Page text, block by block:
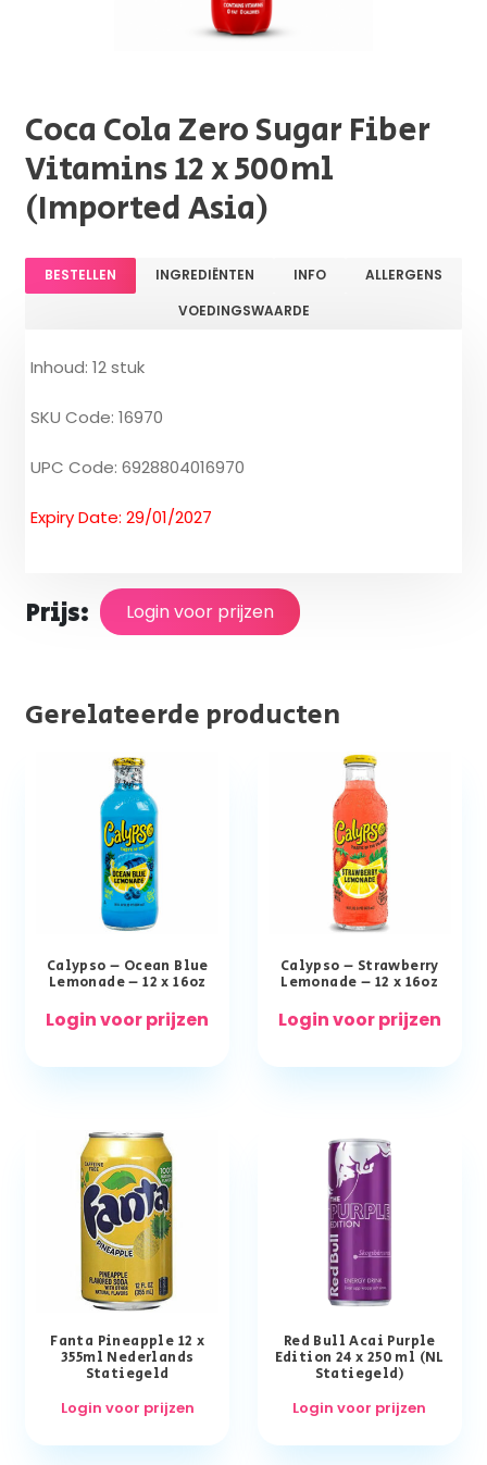
Coca Cola Zero Sugar Fiber
Vitamins 12 x 500ml
(Imported Asia)
BESTELLEN INGREDIËNTEN INFO
ALLERGENS
VOEDINGSWAARDE
Inhoud: 12 stuk
SKU Code: 16970
UPC Code: 6928804016970
Expiry Date: 29/01/2027
Prijs: Login voor prijzen
Gerelateerde producten
Calypso – Ocean Blue
Lemonade – 12 x 16oz
Login voor prijzen
Calypso – Strawberry
Lemonade – 12 x 16oz
Login voor prijzen
Fanta Pineapple 12 x
355ml Nederlands
Statiegeld
Login voor prijzen
Red Bull Acai Purple
Edition 24 x 250 ml (NL
Statiegeld)
Login voor prijzen